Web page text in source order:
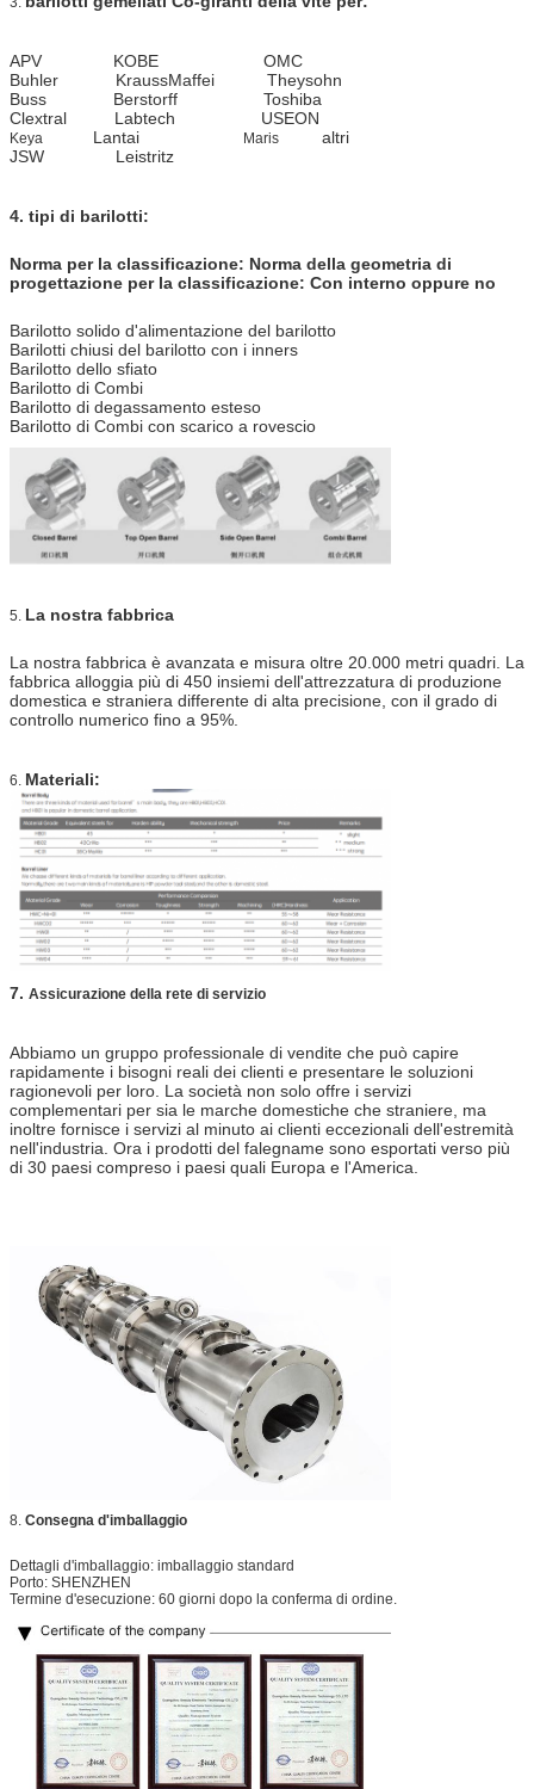
APV KOBE OMC
Buhler KraussMaffei Theysohn
Buss Berstorff Toshiba
Clextral Labtech USEON
Keya Lantai Maris
altri
JSW Leistritz
4. tipi di barilotti:
Norma per la classificazione: Norma della geometria di
progettazione per la classificazione: Con interno oppure no
Barilotto solido d'alimentazione del barilotto
Barilotti chiusi del barilotto con i inners
Barilotto dello sfiato
Barilotto di Combi
Barilotto di degassamento esteso
Barilotto di Combi con scarico a rovescio
5. La nostra fabbrica
La nostra fabbrica è avanzata e misura oltre 20.000 metri quadri. La
fabbrica alloggia più di 450 insiemi dell'attrezzatura di produzione
domestica e straniera differente di alta precisione, con il grado di
controllo numerico fino a 95%.
6. Materiali:
7. Assicurazione della rete di servizio
Abbiamo un gruppo professionale di vendite che può capire
rapidamente i bisogni reali dei clienti e presentare le soluzioni
ragionevoli per loro. La società non solo offre i servizi
complementari per sia le marche domestiche che straniere, ma
inoltre fornisce i servizi al minuto ai clienti eccezionali dell'estremità
nell'industria. Ora i prodotti del falegname sono esportati verso più
di 30 paesi compreso i paesi quali Europa e l'America.
8. Consegna d'imballaggio
Dettagli d'imballaggio: imballaggio standard
Porto: SHENZHEN
Termine d'esecuzione: 60 giorni dopo la conferma di ordine.